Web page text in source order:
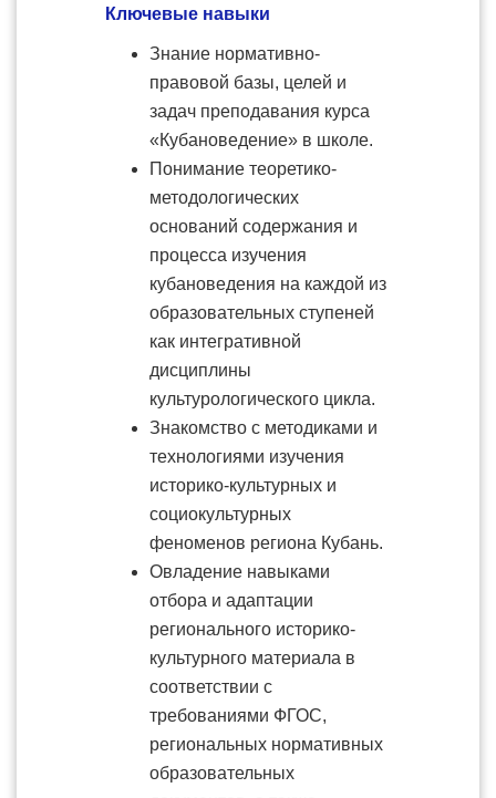
Ключевые навыки
Знание нормативно-
правовой базы, целей и
задач преподавания курса
«Кубановедение» в школе.
Понимание теоретико-
методологических
оснований содержания и
процесса изучения
кубановедения на каждой из
образовательных ступеней
как интегративной
дисциплины
культурологического цикла.
Знакомство с методиками и
технологиями изучения
историко-культурных и
социокультурных
феноменов региона Кубань.
Овладение навыками
отбора и адаптации
регионального историко-
культурного материала в
соответствии с
требованиями ФГОС,
региональных нормативных
образовательных